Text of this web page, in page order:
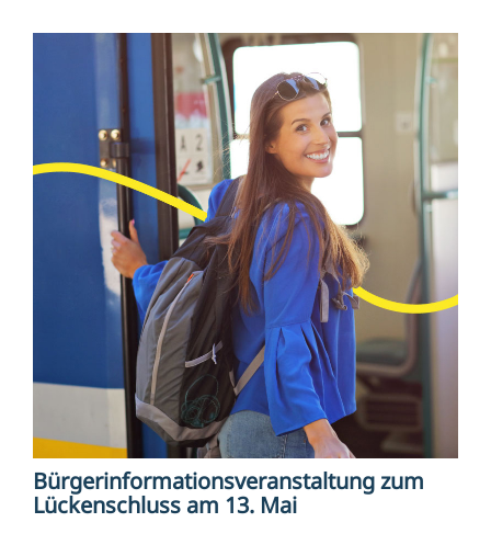
Bürgerinformationsveranstaltung zum
Lückenschluss am 13. Mai